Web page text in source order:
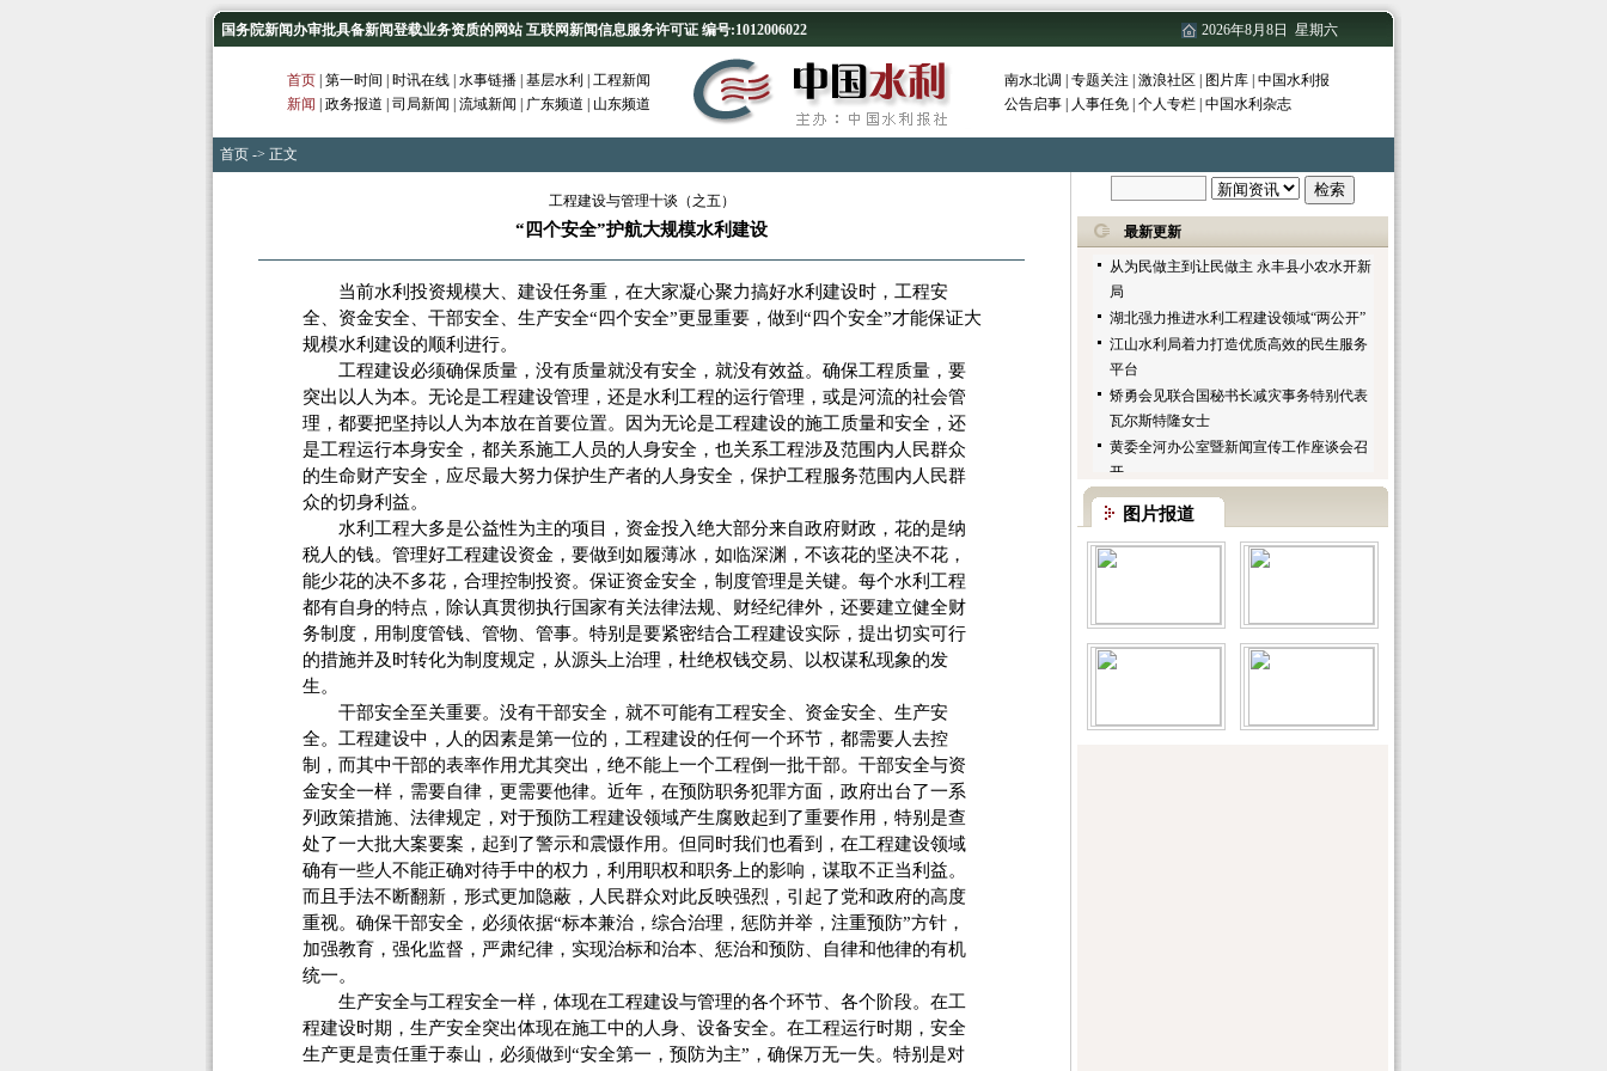
国务院新闻办审批具备新闻登载业务资质的网站 互联网新闻信息服务许可证 编号:1012006022 2026年8月8日 星期六
首页 第一时间 时讯在线 水事链播 基层水利
工程新闻
新闻
政务报道 司局新闻 流域新闻 广东频道 山东频道
南水北调 专题关注 激浪社区 图片库 中国水利报
公告启事
人事任免 个人专栏 中国水利杂志
首页 -> 正文
工程建设与管理十谈（之五）
“四个安全”护航大规模水利建设
当前水利投资规模大、建设任务重，在大家凝心聚力搞好水利建设时，工程安
全、资金安全、干部安全、生产安全“四个安全”更显重要，做到“四个安全”才能保证大
规模水利建设的顺利进行。
工程建设必须确保质量，没有质量就没有安全，就没有效益。确保工程质量，要
突出以人为本。无论是工程建设管理，还是水利工程的运行管理，或是河流的社会管
理，都要把坚持以人为本放在首要位置。因为无论是工程建设的施工质量和安全，还
是工程运行本身安全，都关系施工人员的人身安全，也关系工程涉及范围内人民群众
的生命财产安全，应尽最大努力保护生产者的人身安全，保护工程服务范围内人民群
众的切身利益。
水利工程大多是公益性为主的项目，资金投入绝大部分来自政府财政，花的是纳
税人的钱。管理好工程建设资金，要做到如履薄冰，如临深渊，不该花的坚决不花，
能少花的决不多花，合理控制投资。保证资金安全，制度管理是关键。每个水利工程
都有自身的特点，除认真贯彻执行国家有关法律法规、财经纪律外，还要建立健全财
务制度，用制度管钱、管物、管事。特别是要紧密结合工程建设实际，提出切实可行
的措施并及时转化为制度规定，从源头上治理，杜绝权钱交易、以权谋私现象的发
生。
干部安全至关重要。没有干部安全，就不可能有工程安全、资金安全、生产安
全。工程建设中，人的因素是第一位的，工程建设的任何一个环节，都需要人去控
制，而其中干部的表率作用尤其突出，绝不能上一个工程倒一批干部。干部安全与资
金安全一样，需要自律，更需要他律。近年，在预防职务犯罪方面，政府出台了一系
列政策措施、法律规定，对于预防工程建设领域产生腐败起到了重要作用，特别是查
处了一大批大案要案，起到了警示和震慑作用。但同时我们也看到，在工程建设领域
确有一些人不能正确对待手中的权力，利用职权和职务上的影响，谋取不正当利益。
而且手法不断翻新，形式更加隐蔽，人民群众对此反映强烈，引起了党和政府的高度
重视。确保干部安全，必须依据“标本兼治，综合治理，惩防并举，注重预防”方针，
加强教育，强化监督，严肃纪律，实现治标和治本、惩治和预防、自律和他律的有机
统一。
生产安全与工程安全一样，体现在工程建设与管理的各个环节、各个阶段。在工
程建设时期，生产安全突出体现在施工中的人身、设备安全。在工程运行时期，安全
生产更是责任重于泰山，必须做到“安全第一，预防为主”，确保万无一失。特别是对
最新更新
水利部出台《指导意见》要求进一步加强
水利建设与管理工作
项城市明确今冬明春农田水利基本建设目
标任务
聊城市冬春农建锁定七大重点
从为民做主到让民做主 永丰县小农水开新
局
湖北强力推进水利工程建设领域“两公开”
江山水利局着力打造优质高效的民生服务
平台
矫勇会见联合国秘书长减灾事务特别代表
瓦尔斯特隆女士
黄委全河办公室暨新闻宣传工作座谈会召
开
水利部与铁道部签订加强水利和铁路发展
合作备忘录
全国水利统计工作会议在山东青岛召开
河南日报：河南省答谢赴豫抗旱打井的宁
楚天金报：我省与韩国互学“治水经”
中国经济网：海外灌溉企业淘金中国沙漠
南方日报：河北：从京畿之地走向海洋
亿
图片报道